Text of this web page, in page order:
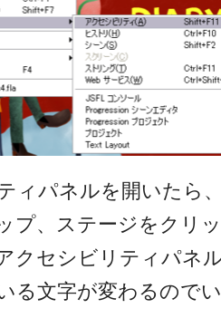
ィパネルを開いたら
プ、ステージをクリ
クセシビリティパネ
る文字が変わるので